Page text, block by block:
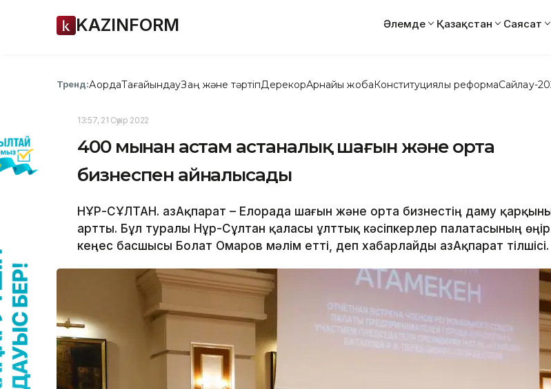
KAZINFORM Әлемде Қазақстан Саясат
Тренд:АқордаТағайындауЗаң және тәртіпДерекқорАрнайы жобаКонституциялық реформаСайлау-
13:57, 21 Сәуір 2022
400 мыңнан астам астаналық шағын және орта
бизнеспен айналысады
НҰР-СҰЛТАН. ҚазАқпарат – Елорада шағын және орта бизнестің даму
артты. Бұл туралы Нұр-Сұлтан қаласы ұлттық кәсіпкерлер палатасының
кеңес басшысы Болат Омаров мәлім етті, деп хабарлайды ҚазАқпарат тілшісі.